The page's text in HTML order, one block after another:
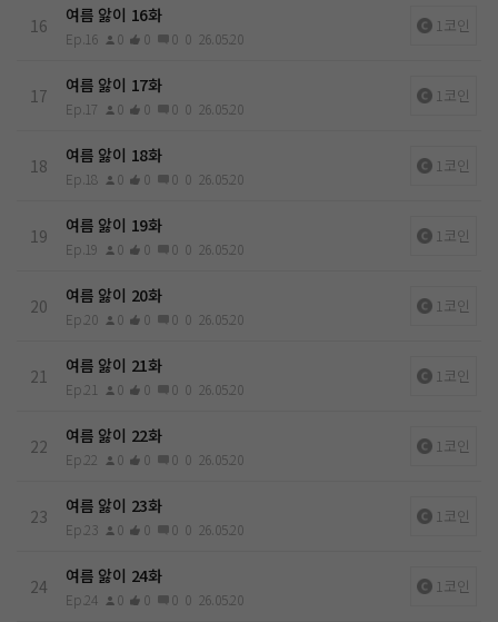
16 여름 앓이 16화
Ep.16 0 0 0 0 26.05.20
1코인
17 여름 앓이 17화
Ep.17 0 0 0 0 26.05.20
1코인
18 여름 앓이 18화
Ep.18 0 0 0 0 26.05.20
1코인
19 여름 앓이 19화
Ep.19 0 0 0 0 26.05.20
1코인
20 여름 앓이 20화
Ep.20 0 0 0 0 26.05.20
1코인
21 여름 앓이 21화
Ep.21 0 0 0 0 26.05.20
1코인
22 여름 앓이 22화
Ep.22 0 0 0 0 26.05.20
1코인
23 여름 앓이 23화
Ep.23 0 0 0 0 26.05.20
1코인
24 여름 앓이 24화
Ep.24 0 0 0 0 26.05.20
1코인